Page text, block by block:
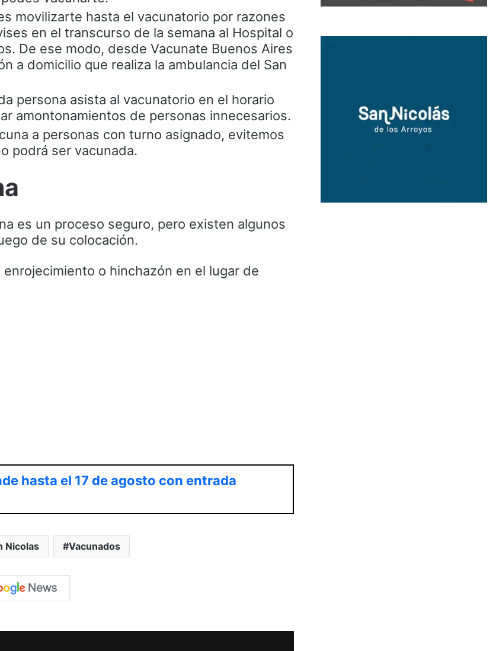
movilizarte hasta el vacunatorio por razones
en el transcurso de la semana al Hospital o
De ese modo, desde Vacunate Buenos Aires
a domicilio que realiza la ambulancia del San
persona asista al vacunatorio en el horario
amontonamientos de personas innecesarios.
a personas con turno asignado, evitemos
podrá ser vacunada.
es un proceso seguro, pero existen algunos
de su colocación.
o hinchazón en el lugar de
hasta el 17 de agosto con entrada
Nicolas Vacunados